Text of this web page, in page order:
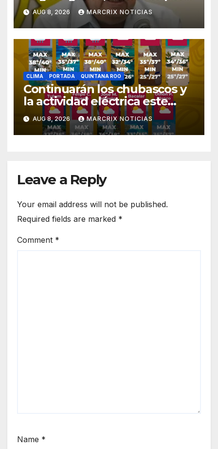
el caso Ayotzinapa
AUG 8, 2026 MARCRIX NOTICIAS
CLIMA PORTADA QUINTANA ROO
Continuarán los chubascos y
la actividad eléctrica este
sábado en Quintana Roo
AUG 8, 2026 MARCRIX NOTICIAS
Leave a Reply
Your email address will not be published.
Required fields are marked *
Comment *
Name *